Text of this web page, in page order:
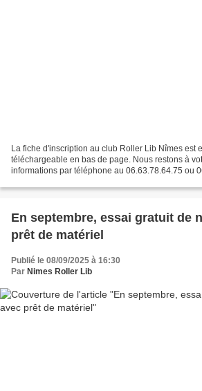
La fiche d'inscription au club Roller Lib Nîmes est
téléchargeable en bas de page. Nous restons à
informations par téléphone au 06.63.78.64.75 ou
En septembre, essai gratuit de
prêt de matériel
Publié le 08/09/2025 à 16:30
Par Nimes Roller Lib